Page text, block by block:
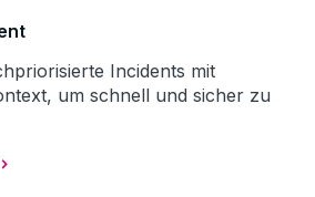
Incidents mit
um schnell und sicher zu